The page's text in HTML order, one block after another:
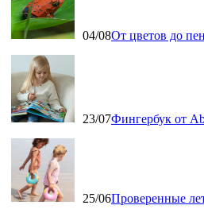
04/08От цветов до
23/07Фингербук от
25/06Проверенные